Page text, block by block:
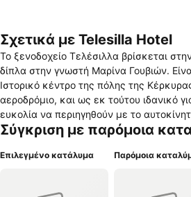
Σχετικά με Telesilla Hotel
Το ξενοδοχείο Τελέσιλλα βρίσκεται
δίπλα στην γνωστή Μαρίνα Γουβιών.
Ιστορικό κέντρο της πόλης της
αεροδρόμιο, και ως εκ τούτου ιδανικό
ευκολία να περιηγηθούν με το
από άκρη σε άκρη αυτό το καταπράσινο
νιώσετε σαν στο σπίτι σας. Η Ελληνική
Σύγκριση με παρόμοια
Επιλεγμένο κατάλυμα Παρόμοια